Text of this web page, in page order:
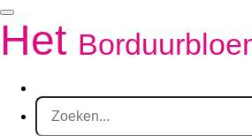
Ga
direct
naar
Het